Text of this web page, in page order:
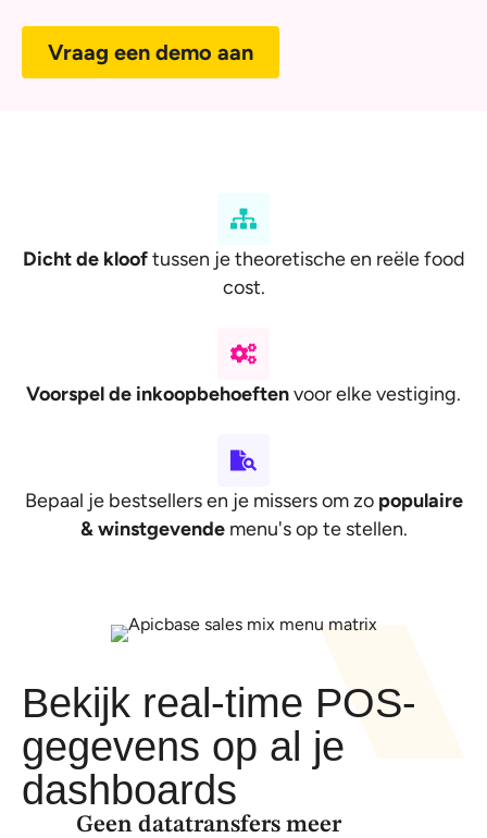
Vraag een demo aan
Dicht de klooftussen je theoretische en reële food
cost.
Voorspel de inkoopbehoeftenvoor elke vestiging.
Bepaal je bestsellers en je missers om zo populaire
& winstgevendemenu's op te stellen.
Bekijk real-time POS-
gegevens op al je
dashboards
Geen datatransfers meer